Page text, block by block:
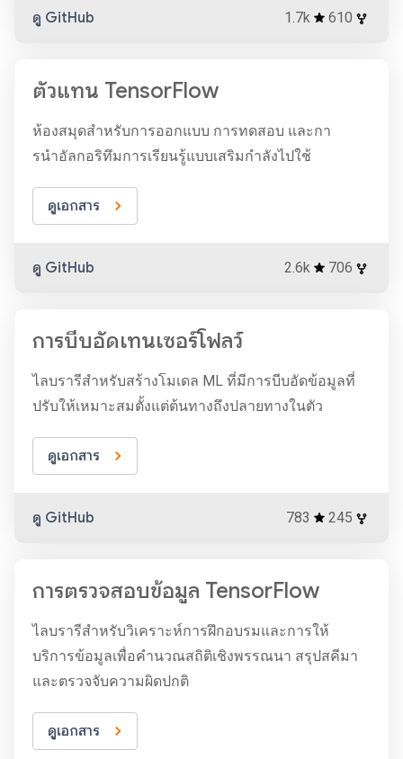
ดู GitHub 1.7k 610
ตัวแทน TensorFlow
ห้องสมุดสำหรับการออกแบบ การทดสอบ และกา
รนำอัลกอริทึมการเรียนรู้แบบเสริมกำลังไปใช้
ดูเอกสาร
ดู GitHub 2.6k 706
การบีบอัดเทนเซอร์โฟลว์
ไลบรารีสำหรับสร้างโมเดล ML ที่มีการบีบอัดข้อมูลที่
ปรับให้เหมาะสมตั้งแต่ต้นทางถึงปลายทางในตัว
ดูเอกสาร
ดู GitHub 783 245
การตรวจสอบข้อมูล TensorFlow
ไลบรารีสำหรับวิเคราะห์การฝึกอบรมและการให้
บริการข้อมูลเพื่อคำนวณสถิติเชิงพรรณนา สรุปสคีมา
และตรวจจับความผิดปกติ
ดูเอกสาร